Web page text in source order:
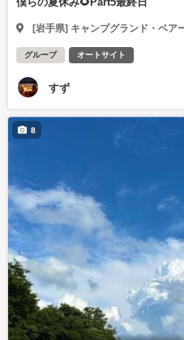
[岩手県] キャンプグランド・ベア
グループ オートサイト
すず
8